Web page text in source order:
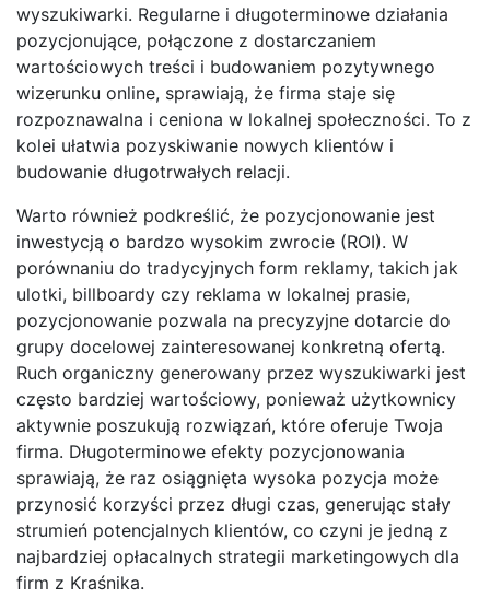
wyszukiwarki. Regularne i długoterminowe działania
pozycjonujące, połączone z dostarczaniem
wartościowych treści i budowaniem pozytywnego
wizerunku online, sprawiają, że firma staje się
rozpoznawalna i ceniona w lokalnej społeczności. To z
kolei ułatwia pozyskiwanie nowych klientów i
budowanie długotrwałych relacji.
Warto również podkreślić, że pozycjonowanie jest
inwestycją o bardzo wysokim zwrocie (ROI). W
porównaniu do tradycyjnych form reklamy, takich jak
ulotki, billboardy czy reklama w lokalnej prasie,
pozycjonowanie pozwala na precyzyjne dotarcie do
grupy docelowej zainteresowanej konkretną ofertą.
Ruch organiczny generowany przez wyszukiwarki jest
często bardziej wartościowy, ponieważ użytkownicy
aktywnie poszukują rozwiązań, które oferuje Twoja
firma. Długoterminowe efekty pozycjonowania
sprawiają, że raz osiągnięta wysoka pozycja może
przynosić korzyści przez długi czas, generując stały
strumień potencjalnych klientów, co czyni je jedną z
najbardziej opłacalnych strategii marketingowych dla
firm z Kraśnika.